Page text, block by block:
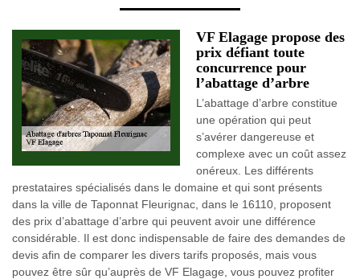
VF Elagage propose des
prix défiant toute
concurrence pour
l’abattage d’arbre
L’abattage d’arbre constitue
une opération qui peut
s’avérer dangereuse et
complexe avec un coût assez
onéreux. Les différents
prestataires spécialisés dans le domaine et qui sont présents
dans la ville de Taponnat Fleurignac, dans le 16110, proposent
des prix d’abattage d’arbre qui peuvent avoir une différence
considérable. Il est donc indispensable de faire des demandes de
devis afin de comparer les divers tarifs proposés, mais vous
pouvez être sûr qu’auprès de VF Elagage, vous pouvez profiter